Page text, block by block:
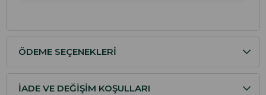
ÖDEME SEÇENEKLERI
İADE VE DEĞIŞIM KOŞULLARI